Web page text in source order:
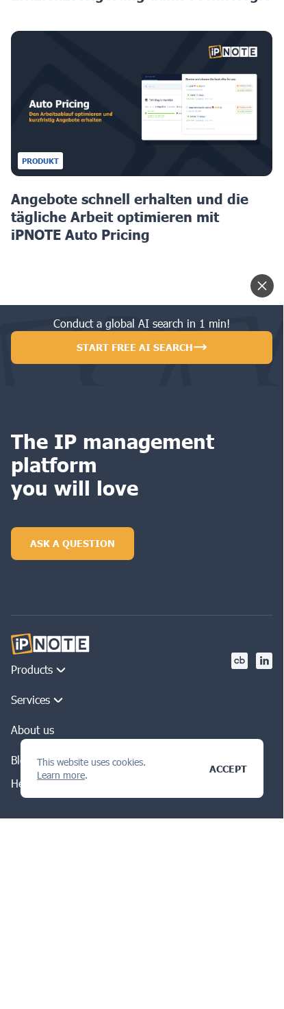
This website uses cookies.
Learn more.
ACCEPT
PRODUKT
Angebote schnell erhalten und die
tägliche Arbeit optimieren mit
iPNOTE Auto Pricing
Conduct a global AI search in 1 min!
START FREE AI SEARCH
The IP management
platform
you will love
ASK A QUESTION
Products
Services
About us
Blog
Help